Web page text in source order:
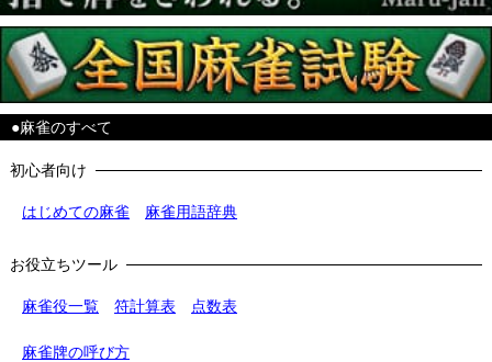
●麻雀のすべて
初心者向け
はじめての麻雀 麻雀用語辞典
お役立ちツール
麻雀役一覧 符計算表 点数表
麻雀牌の呼び方